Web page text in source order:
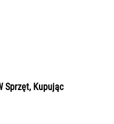
Sprzęt, Kupując